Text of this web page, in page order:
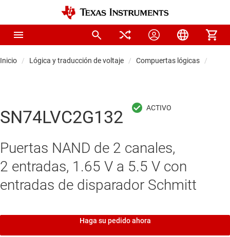
Inicio Lógica y traducción de voltaje Compuertas lógicas
SN74LVC2G132
Puertas NAND de 2 canales,
2 entradas, 1.65 V a 5.5 V con
entradas de disparador Schmitt
Haga su pedido ahora